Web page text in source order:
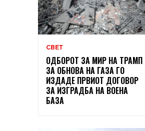
СВЕТ
ОДБОРОТ ЗА МИР НА ТРАМП
ЗА ОБНОВА НА ГАЗА ГО
ИЗДАДЕ ПРВИОТ ДОГОВОР
ЗА ИЗГРАДБА НА ВОЕНА
БАЗА